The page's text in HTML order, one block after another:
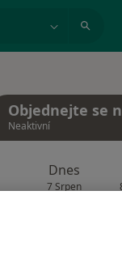
Objednejte se
Neaktivní
Dnes
7 Srpen
Tento